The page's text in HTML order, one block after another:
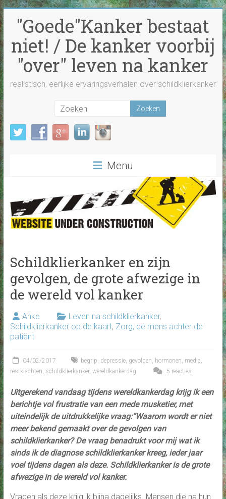
Ga
naar
inhoud"Goede"Kanker bestaat
niet! / De kanker voorbij
"over" leven na kanker
realistisch, eerlijke ervaringsverhalen over schildklierkanker
Menu
Schildklierkanker en zijn
gevolgen, de grote afwezige in
de wereld vol kanker
Anke Leven na schildklierkanker,
Schildklierkanker op de kaart, Zorg, de mens achter de
patiënt
04/02/2017 begrip depressie, gevolgen hormonen media
restklachten schildklierkanker, wereldkankerdag 5 reacties
Uitgerekend vandaag tijdens wereldkankerdag krijg ik een
berichtje vol frustratie van een mede musketier, met
uiteindelijk de uitdrukkelijke vraag:“Waarom wordt er niet
meer bekend gemaakt over de gevolgen van
schildklierkanker? De vraag benadrukt voor mij wat ik
sinds ik de diagnose schildklierkanker kreeg, ieder jaar
voel tijdens dagen als deze. Schildklierkanker is de grote
afwezige in de wereld vol kanker.
Vragen als deze krijg ik bijna dagelijks. Mensen die na hun